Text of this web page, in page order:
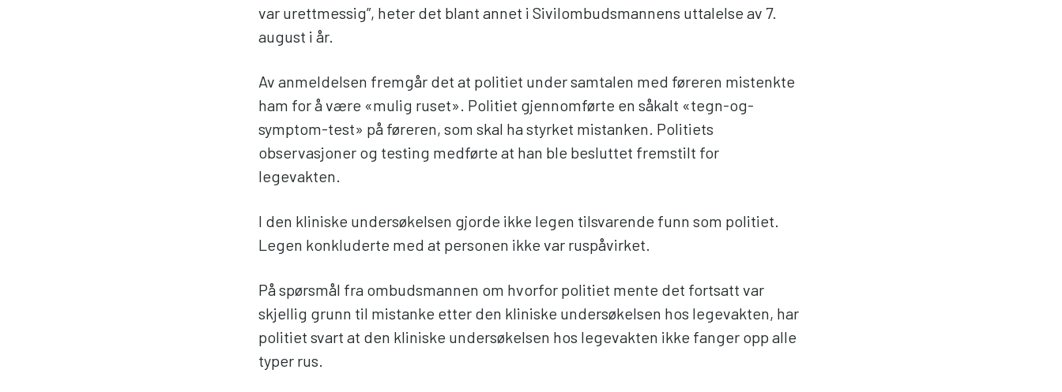
var urettmessig”, heter det blant annet i Sivilombudsmannens uttalelse av 7.
august i år.
Av anmeldelsen fremgår det at politiet under samtalen med føreren mistenkte
ham for å være «mulig ruset». Politiet gjennomførte en såkalt «tegn-og-
symptom-test» på føreren, som skal ha styrket mistanken. Politiets
observasjoner og testing medførte at han ble besluttet fremstilt for
legevakten.
I den kliniske undersøkelsen gjorde ikke legen tilsvarende funn som politiet.
Legen konkluderte med at personen ikke var ruspåvirket.
På spørsmål fra ombudsmannen om hvorfor politiet mente det fortsatt var
skjellig grunn til mistanke etter den kliniske undersøkelsen hos legevakten, har
politiet svart at den kliniske undersøkelsen hos legevakten ikke fanger opp alle
typer rus.